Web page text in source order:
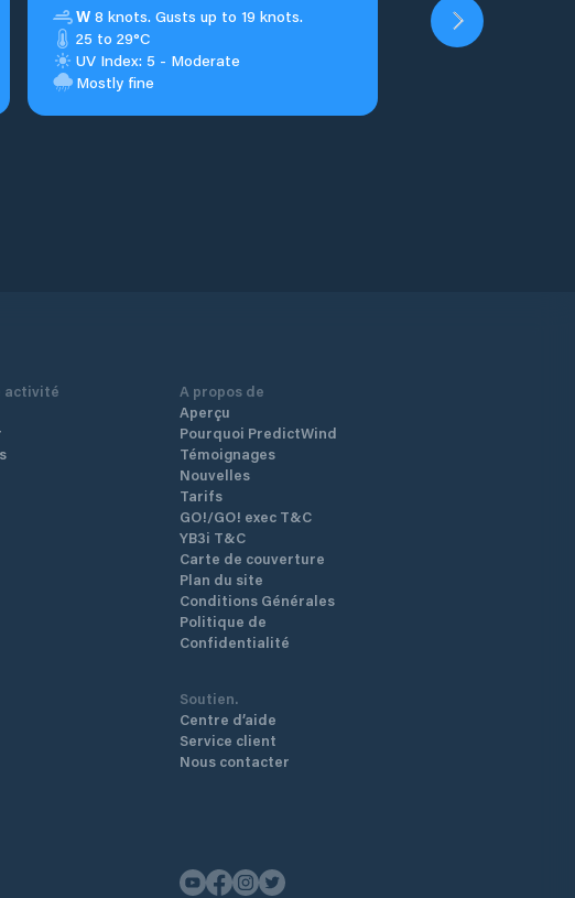
W 8 knots. Gusts up to 19 knots.
25 to 29°C
UV Index: 5 - Moderate
Mostly fine
activité
A propos de
Aperçu
Pourquoi PredictWind
Témoignages
Nouvelles
Tarifs
GO!/GO! exec T&C
YB3i T&C
Carte de couverture
Plan du site
Conditions Générales
Politique de
Confidentialité
Soutien.
Centre d’aide
Service client
Nous contacter